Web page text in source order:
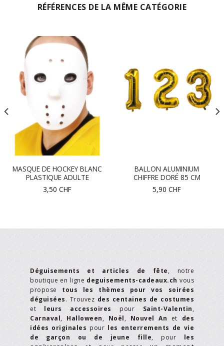
RÉFÉRENCES DE LA MÊME CATÉGORIE
MASQUE DE HOCKEY BLANC
PLASTIQUE ADULTE
3,50 CHF
BALLON ALUMINIUM
CHIFFRE DORÉ 85 CM
5,90 CHF
Déguisements et articles de fête, notre
boutique en ligne deguisements-cadeaux.ch vous
propose tous les thèmes pour vos soirées
déguisées. Trouvez des centaines de costumes
et leurs accessoires pour Saint-Valentin,
Carnaval, Halloween, Noël, Nouvel An et des
idées originales pour les enterrements de vie
de garçon ou de jeune fille, pour les